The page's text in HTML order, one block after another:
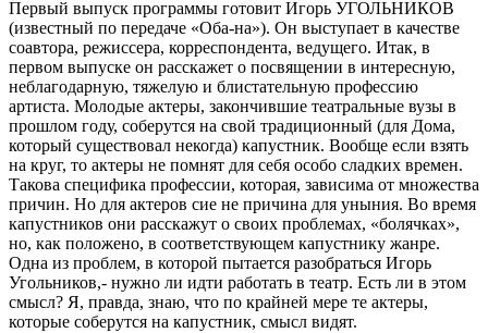
Первый выпуск программы готовит Игорь УГОЛЬНИКОВ
(известный по передаче «Оба-на»). Он выступает в качестве
соавтора, режиссера, корреспондента, ведущего. Итак, в
первом выпуске он расскажет о посвящении в интересную,
неблагодарную, тяжелую и блистательную профессию
артиста. Молодые актеры, закончившие театральные вузы в
прошлом году, соберутся на свой традиционный (для Дома,
который существовал некогда) капустник. Вообще если взять
на круг, то актеры не помнят для себя особо сладких времен.
Такова специфика профессии, которая, зависима oт множества
причин. Но для актеров сие не причина для уныния. Во время
капустников они расскажут о своих проблемах, «болячках»,
но, как положено, в соответствующем капустнику жанре.
Одна из проблем, в которой пытается разобраться Игорь
Угольников,- нужно ли идти работать в театр. Есть ли в этом
смысл? Я, правда, знаю, что по крайней мере те актеры,
которые соберутся на капустник, смысл видят.